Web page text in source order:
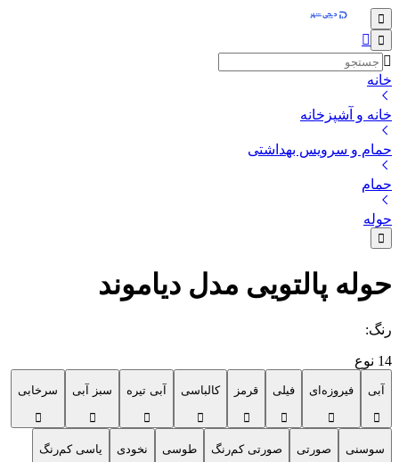
خانه
خانه و آشپزخانه
حمام و سرویس بهداشتی
حمام
حوله
حوله پالتویی مدل دیاموند
رنگ:
14 نوع
آبی فیروزه‌ای فیلی قرمز کالباسی آبی تیره سبز آبی سرخابی
سوسنی صورتی صورتی کم‌رنگ طوسی نخودی یاسی کم‌رنگ